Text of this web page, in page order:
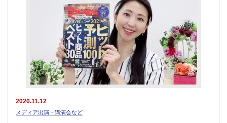
2020.11.12
メディア出演・講演会など